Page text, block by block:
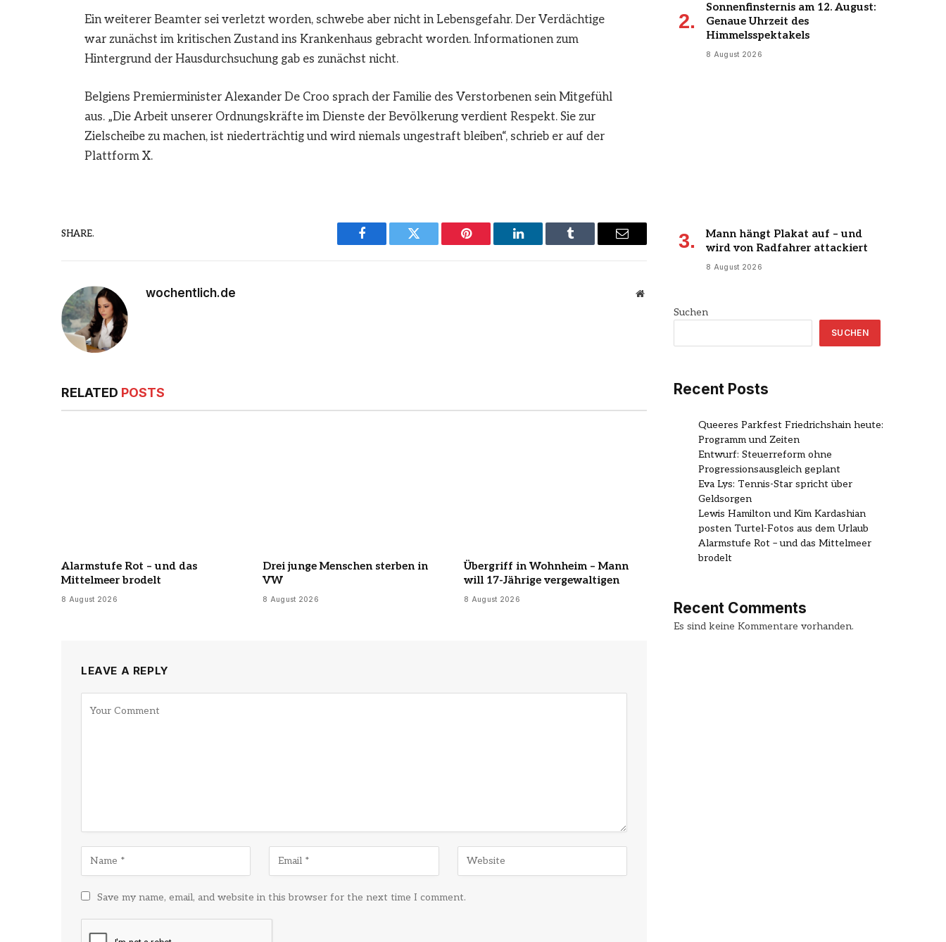
Ein weiterer Beamter sei verletzt worden, schwebe aber nicht in Lebensgefahr. Der Verdächtige
war zunächst im kritischen Zustand ins Krankenhaus gebracht worden. Informationen zum
Hintergrund der Hausdurchsuchung gab es zunächst nicht.
Belgiens Premierminister Alexander De Croo sprach der Familie des Verstorbenen sein Mitgefühl
aus. „Die Arbeit unserer Ordnungskräfte im Dienste der Bevölkerung verdient Respekt. Sie zur
Zielscheibe zu machen, ist niederträchtig und wird niemals ungestraft bleiben“, schrieb er auf der
Plattform X.
SHARE.
Facebook Twitter Pinterest LinkedIn Tumblr Email
wochentlich.de Website
RELATED POSTS
Alarmstufe Rot – und das
Mittelmeer brodelt
8 August 2026
Drei junge Menschen sterben in
VW
8 August 2026
Übergriff in Wohnheim – Mann
will 17-Jährige vergewaltigen
8 August 2026
LEAVE A REPLY
Save my name, email, and website in this browser for the next time I comment.
Sonnenfinsternis am 12. August:
Genaue Uhrzeit des
Himmelsspektakels
8 August 2026
Mann hängt Plakat auf – und
wird von Radfahrer attackiert
8 August 2026
Suchen
SUCHEN
Recent Posts
Queeres Parkfest Friedrichshain heute:
Programm und Zeiten
Entwurf: Steuerreform ohne
Progressionsausgleich geplant
Eva Lys: Tennis-Star spricht über
Geldsorgen
Lewis Hamilton und Kim Kardashian
posten Turtel-Fotos aus dem Urlaub
Alarmstufe Rot – und das Mittelmeer
brodelt
Recent Comments
Es sind keine Kommentare vorhanden.